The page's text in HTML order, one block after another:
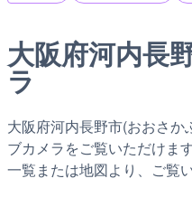
大阪府河内長
ラ
大阪府河内長野市(おおさか
ブカメラをご覧いただけます
一覧または地図より、ご覧